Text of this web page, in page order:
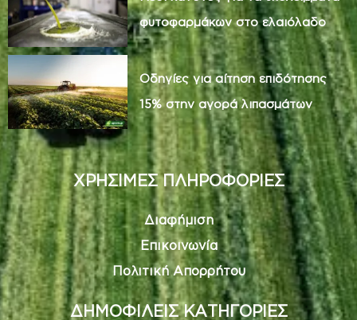
φυτοφαρμάκων στο ελαιόλαδο
Οδηγίες για αίτηση επιδότησης
15% στην αγορά λιπασμάτων
ΧΡΗΣΙΜΕΣ ΠΛΗΡΟΦΟΡΙΕΣ
Διαφήμιση
Επικοινωνία
Πολιτική Απορρήτου
ΔΗΜΟΦΙΛΕΙΣ ΚΑΤΗΓΟΡΙΕΣ